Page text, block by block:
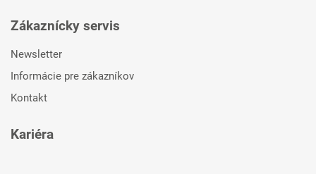
Zákaznícky servis
Newsletter
Informácie pre zákazníkov
Kontakt
Kariéra